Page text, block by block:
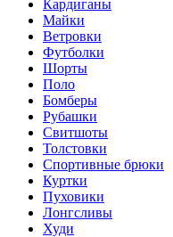
Кардиганы
Майки
Ветровки
Футболки
Шорты
Поло
Бомберы
Рубашки
Свитшоты
Толстовки
Спортивные брюки
Куртки
Пуховики
Лонгсливы
Худи